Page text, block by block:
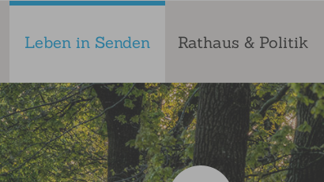
Leben in Senden Rathaus & Politik